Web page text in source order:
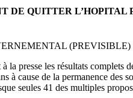
DE QUITTER
(PREVISIBLE)
presse les résultats complets
à cause de la permanence
seules 41 des multiples